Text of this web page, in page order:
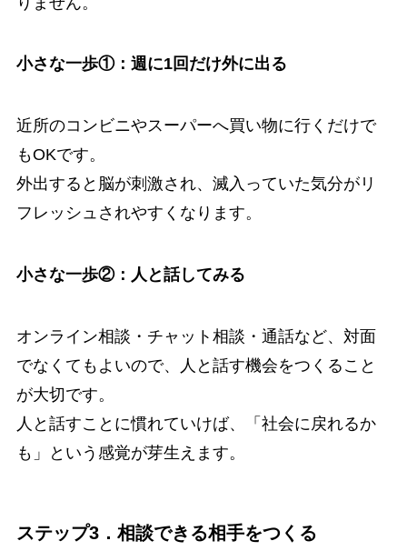
小さな一歩①：週に1回だけ外に出る
近所のコンビニやスーパーへ買い物に行くだけで
もOKです。
外出すると脳が刺激され、滅入っていた気分がリ
フレッシュされやすくなります。
小さな一歩②：人と話してみる
オンライン相談・チャット相談・通話など、対面
でなくてもよいので、人と話す機会をつくること
が大切です。
人と話すことに慣れていけば、「社会に戻れるか
も」という感覚が芽生えます。
ステップ3．相談できる相手をつくる